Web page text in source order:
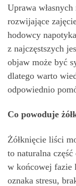
Uprawa
rozwijające
hodowcy
z najczęstszych
objaw może być
dlatego warto
odpowiednio
Co powoduje
Żółknięcie liści
to naturalna
w końcowej fazie
oznaka stresu,